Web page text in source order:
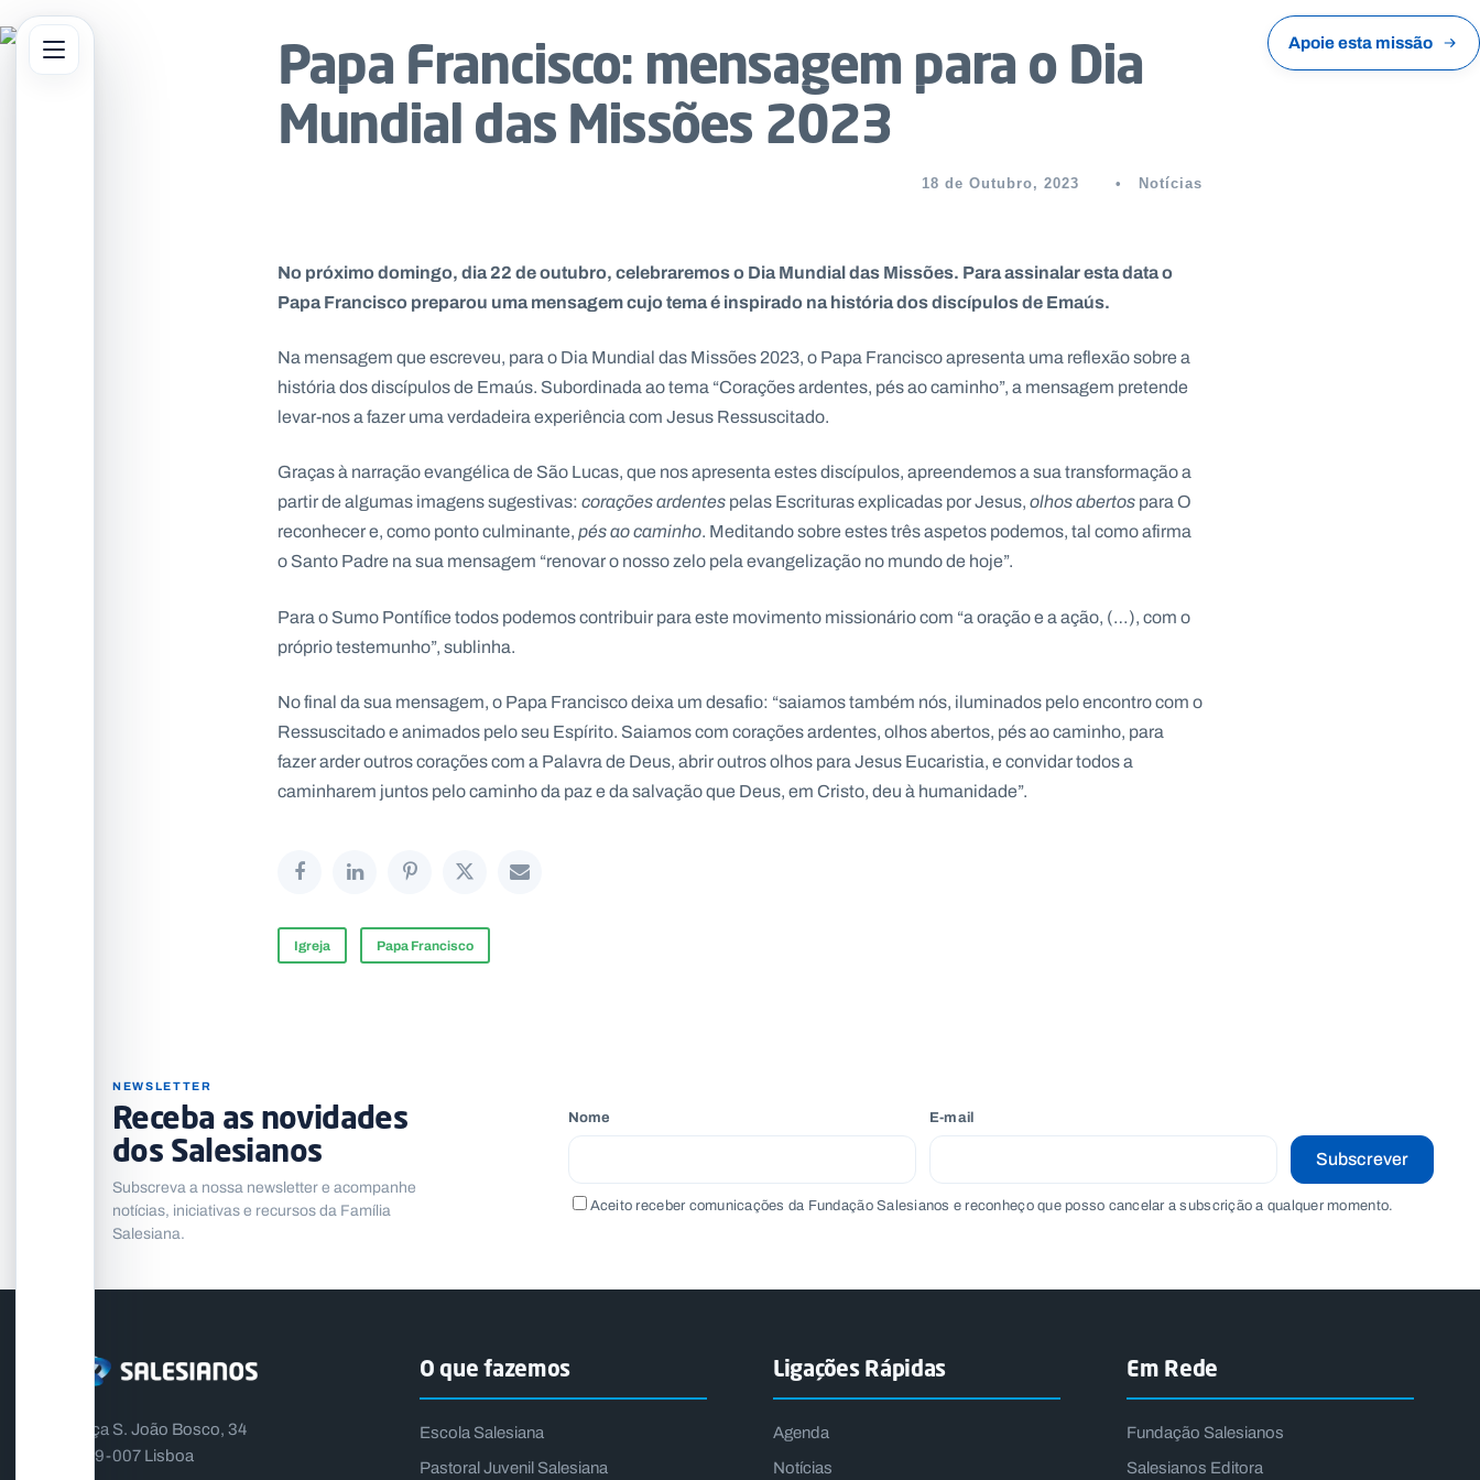
Apoie esta missão
18 de Outubro, 2023 • Notícias
Papa Francisco: mensagem para o Dia
Mundial das Missões 2023
No próximo domingo, dia 22 de outubro, celebraremos o Dia Mundial das Missões. Para assinalar esta data o
Papa Francisco preparou uma mensagem cujo tema é inspirado na história dos discípulos de Emaús.
Na mensagem que escreveu, para o Dia Mundial das Missões 2023, o Papa Francisco apresenta uma reflexão sobre a
história dos discípulos de Emaús. Subordinada ao tema “Corações ardentes, pés ao caminho”, a mensagem pretende
levar-nos a fazer uma verdadeira experiência com Jesus Ressuscitado.
Graças à narração evangélica de São Lucas, que nos apresenta estes discípulos, apreendemos a sua transformação a
partir de algumas imagens sugestivas:corações ardentespelas Escrituras explicadas por Jesus,olhos abertospara O
reconhecer e, como ponto culminante,pés ao caminho. Meditando sobre estes três aspetos podemos, tal como afirma
o Santo Padre na sua mensagem “renovar o nosso zelo pela evangelização no mundo de hoje”.
Para o Sumo Pontífice todos podemos contribuir para este movimento missionário com “a oração e a ação, (…), com o
próprio testemunho”, sublinha.
No final da sua mensagem, o Papa Francisco deixa um desafio: “saiamos também nós, iluminados pelo encontro com o
Ressuscitado e animados pelo seu Espírito. Saiamos com corações ardentes, olhos abertos, pés ao caminho, para
fazer arder outros corações com a Palavra de Deus, abrir outros olhos para Jesus Eucaristia, e convidar todos a
caminharem juntos pelo caminho da paz e da salvação que Deus, em Cristo, deu à humanidade”.
Igreja Papa Francisco
NEWSLETTER
Receba as novidades
dos Salesianos
Subscreva a nossa newsletter e acompanhe
notícias, iniciativas e recursos da Família
Salesiana.
Nome E-mail
Aceito receber comunicações da Fundação Salesianos e reconheço que posso cancelar a subscrição a qualquer momento.
Subscrever
Praça S. João Bosco, 34
1399-007 Lisboa
O que fazemos
Escola Salesiana
Pastoral Juvenil Salesiana
Ligações Rápidas
Agenda
Notícias
Em Rede
Fundação Salesianos
Salesianos Editora
Abrir menu principal